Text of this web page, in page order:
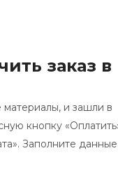
заказ в
и зашли в
кнопку
Заполните